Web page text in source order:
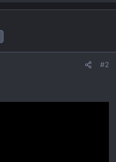
#2